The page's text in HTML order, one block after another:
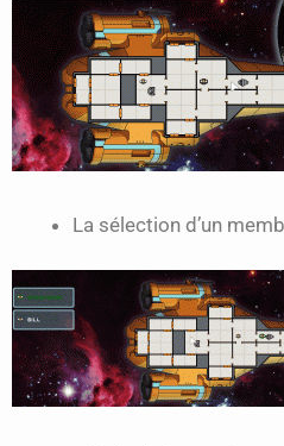
La sélection d’un